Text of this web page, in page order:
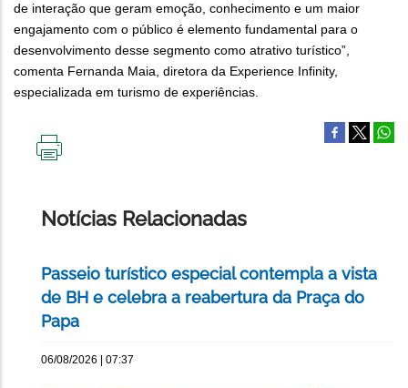
de interação que geram emoção, conhecimento e um maior
engajamento com o público é elemento fundamental para o
desenvolvimento desse segmento como atrativo turístico”,
comenta Fernanda Maia, diretora da Experience Infinity,
especializada em turismo de experiências.
Notícias Relacionadas
Passeio turístico especial contempla a vista
de BH e celebra a reabertura da Praça do
Papa
06/08/2026 | 07:37